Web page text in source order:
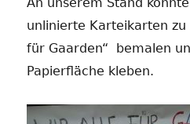
unlinierte Karteikarten zu
für Gaarden“ bemalen
Papierfläche kleben.